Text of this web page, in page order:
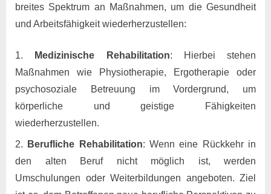
breites Spektrum an Maßnahmen, um die Gesundheit
und Arbeitsfähigkeit wiederherzustellen:
Medizinische Rehabilitation: Hierbei stehen
Maßnahmen wie Physiotherapie, Ergotherapie oder
psychosoziale Betreuung im Vordergrund, um
körperliche und geistige Fähigkeiten
wiederherzustellen.
Berufliche Rehabilitation: Wenn eine Rückkehr in
den alten Beruf nicht möglich ist, werden
Umschulungen oder Weiterbildungen angeboten. Ziel